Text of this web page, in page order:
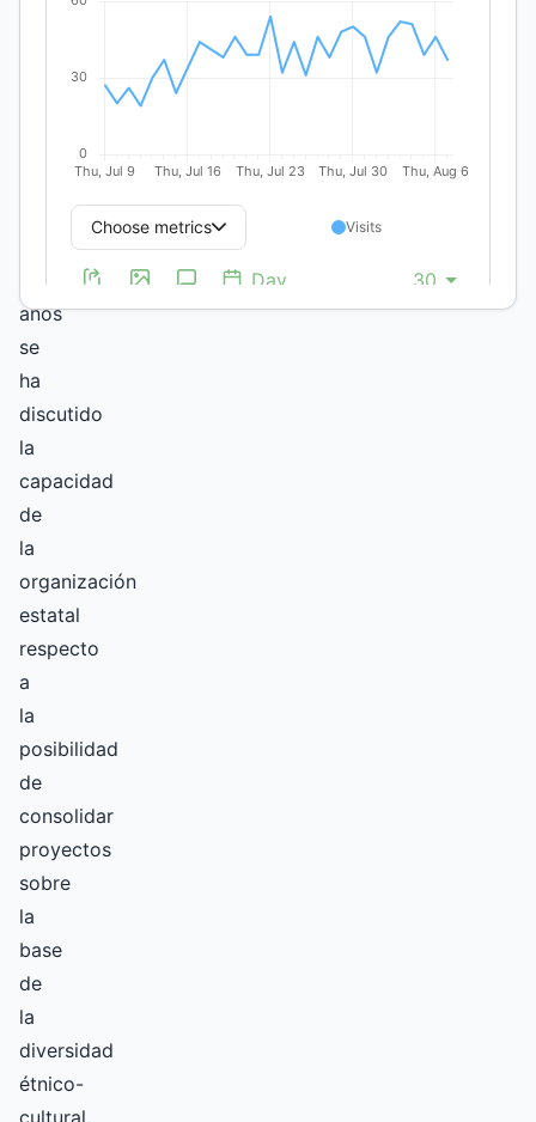
Argentina
Abstract
últimos
años
se
ha
discutido
la
capacidad
de
la
organización
estatal
respecto
a
la
posibilidad
de
consolidar
proyectos
sobre
la
base
de
la
diversidad
étnico-
cultural.